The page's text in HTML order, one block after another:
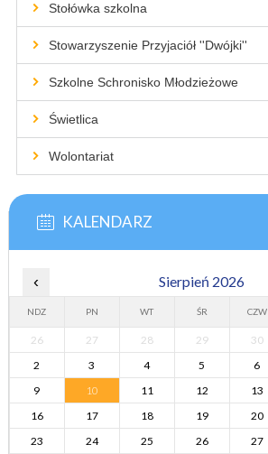
Stołówka szkolna
Stowarzyszenie Przyjaciół ''Dwójki''
Szkolne Schronisko Młodzieżowe
Świetlica
Wolontariat
KALENDARZ
‹ Sierpień 2026
NDZ PN WT ŚR CZW
26 27 28 29 30
2
3 4 5 6
9
10 11 12 13
16
17 18 19 20
23
24 25 26 27